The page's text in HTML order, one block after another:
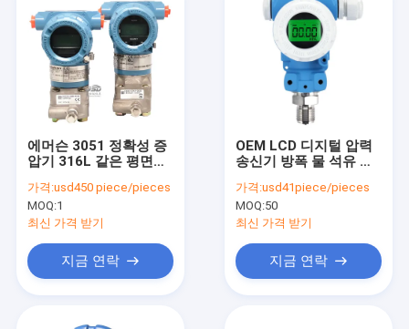
에머슨 3051 정확성 증
압기 316L 같은 평면에
가격:usd450 piece/pieces
MOQ:1
최신 가격 받기
지금 연락
OEM LCD 디지털 압력
송신기 방폭 물 석유 공
가격:usd41piece/pieces
MOQ:50
최신 가격 받기
지금 연락